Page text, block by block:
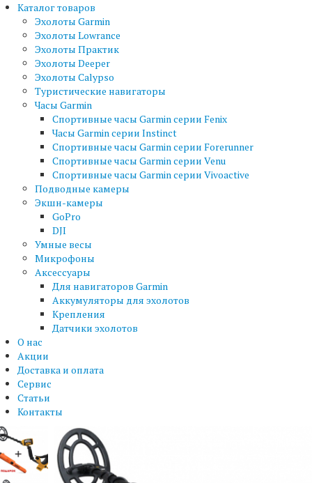
Каталог товаров
Эхолоты Garmin
Эхолоты Lowrance
Эхолоты Практик
Эхолоты Deeper
Эхолоты Calypso
Туристические навигаторы
Часы Garmin
Спортивные часы Garmin серии Fenix
Часы Garmin серии Instinct
Спортивные часы Garmin серии Forerunner
Спортивные часы Garmin серии Venu
Спортивные часы Garmin серии Vivoactive
Подводные камеры
Экшн-камеры
GoPro
DJI
Умные весы
Микрофоны
Аксессуары
Для навигаторов Garmin
Аккумуляторы для эхолотов
Крепления
Датчики эхолотов
О нас
Акции
Доставка и оплата
Сервис
Статьи
Контакты